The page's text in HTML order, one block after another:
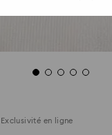
Exclusivité en ligne